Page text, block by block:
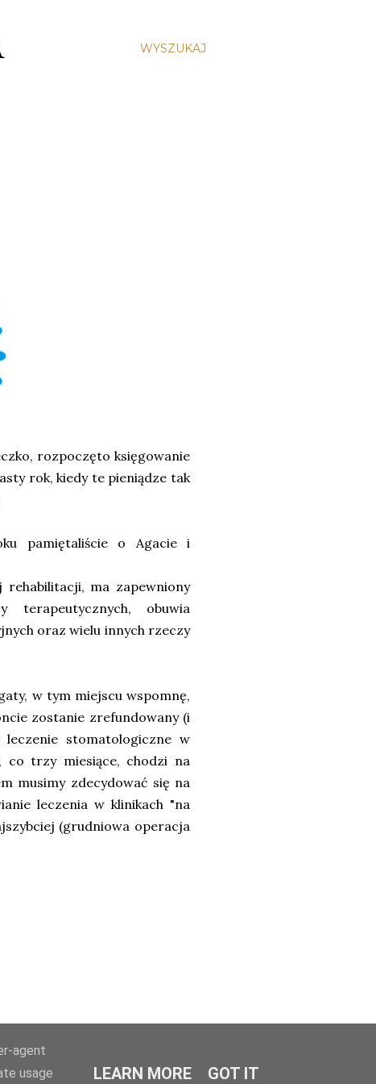
WYSZUKAJ
rozpoczęto księgowanie
rok, kiedy te pieniądze tak
pamiętaliście o Agacie i
rehabilitacji, ma zapewniony
obuwia
oraz wielu innych rzeczy
w tym miejscu wspomnę,
zostanie zrefundowany (i
stomatologiczne w
co trzy miesiące, chodzi na
musimy zdecydować się na
leczenia w klinikach "na
(grudniowa operacja
agent
usage
LEARN MORE GOT IT